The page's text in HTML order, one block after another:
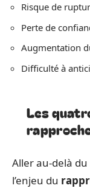
Risque de
Perte de
Augmentation
Difficulté à
Les
Aller au-delà
l’enjeu du